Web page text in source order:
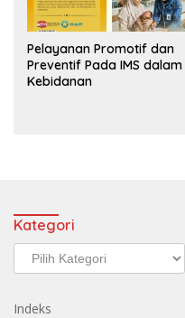
Pelayanan Promotif dan
Preventif Pada IMS dalam
Kebidanan
Kategori
Kategori
Indeks